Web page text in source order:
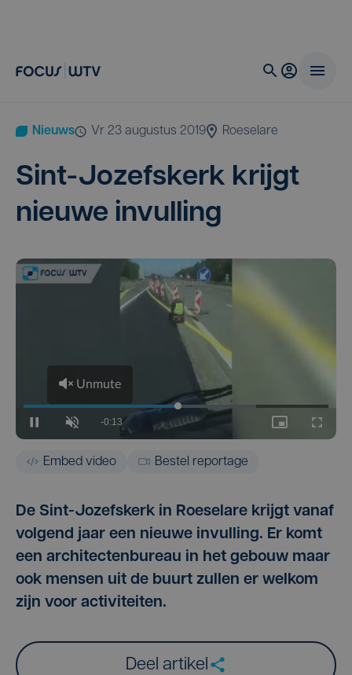
Nieuws vr 23 augustus 2019 Roeselare
Sint-Jozefs­kerk krijgt
nieu­we invulling
Embed video Bestel reportage
De Sint-Jozefskerk in Roeselare krijgt vanaf
volgend jaar een nieuwe invulling. Er komt
een architectenbureau in het gebouw maar
ook mensen uit de buurt zullen er welkom
zijn voor activiteiten.
Deel artikel